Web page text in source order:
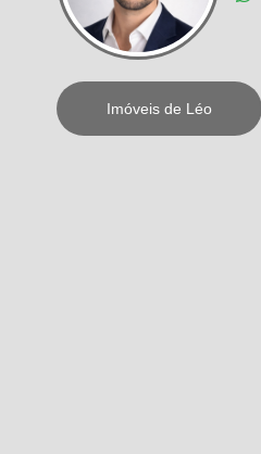
Imóveis de Léo